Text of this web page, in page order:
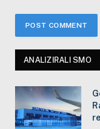
ANALIZIRALI SMO